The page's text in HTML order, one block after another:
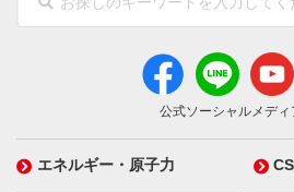
公式ソーシャルメディ
エネルギー・原子力